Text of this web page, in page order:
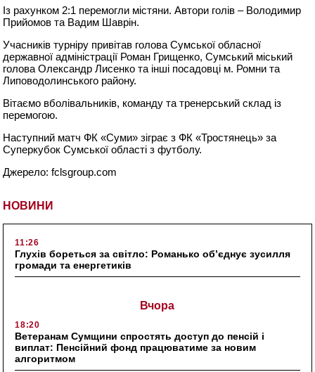
НОВИНИ
11:26
Глухів бореться за світло: Романько об’єднує зусилля
громади та енергетиків
Вчора
18:20
Ветеранам Сумщини спростять доступ до пенсій і
виплат: Пенсійний фонд працюватиме за новим
алгоритмом
Із рахунком 2:1 перемогли містяни. Автори голів – Володимир
Прийомов та Вадим Шаврін.
Учасників турніру привітав голова Сумської обласної
державної адміністрації Роман Грищенко, Сумський міський
голова Олександр Лисенко та інші посадовці м. Ромни та
Липоводолинського району.
Вітаємо вболівальників, команду та тренерський склад із
перемогою.
Наступний матч ФК «Суми» зіграє з ФК «Тростянець» за
Суперкубок Сумської області з футболу.
Джерело: fclsgroup.com